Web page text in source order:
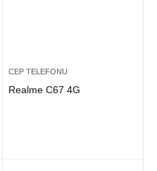
CEP TELEFONU
Realme C67 4G